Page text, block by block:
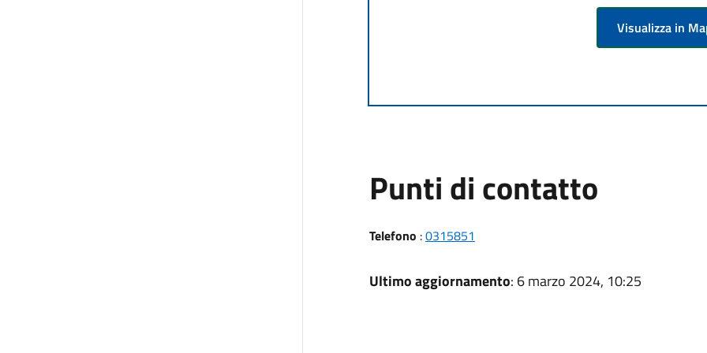
Visualizza in
Punti di contatto
Telefono :0315851
Ultimo aggiornamento: 6 marzo 2024, 10:25